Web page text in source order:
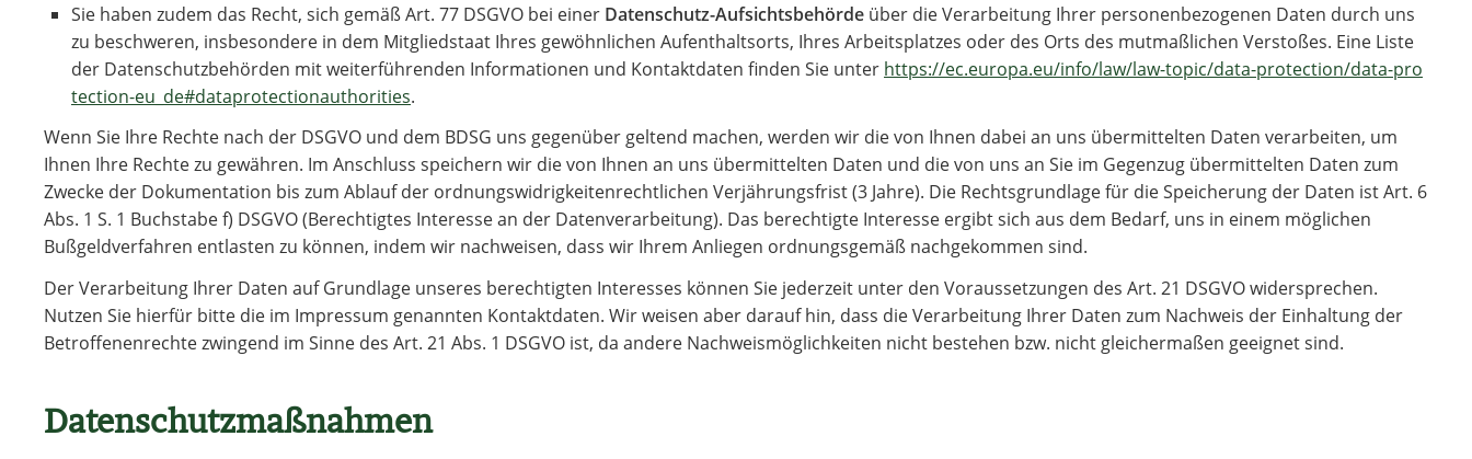
Sie haben zudem das Recht, sich gemäß Art. 77 DSGVO bei einer Datenschutz-Aufsichtsbehörde über die Verarbeitung Ihrer personenbezogenen Daten durch uns
zu beschweren, insbesondere in dem Mitgliedstaat Ihres gewöhnlichen Aufenthaltsorts, Ihres Arbeitsplatzes oder des Orts des mutmaßlichen Verstoßes. Eine Liste
der Datenschutzbehörden mit weiterführenden Informationen und Kontaktdaten finden Sie unter https://ec.europa.eu/info/law/law-topic/data-protection/data-pro
tection-eu_de#dataprotectionauthorities.
Wenn Sie Ihre Rechte nach der DSGVO und dem BDSG uns gegenüber geltend machen, werden wir die von Ihnen dabei an uns übermittelten Daten verarbeiten, um
Ihnen Ihre Rechte zu gewähren. Im Anschluss speichern wir die von Ihnen an uns übermittelten Daten und die von uns an Sie im Gegenzug übermittelten Daten zum
Zwecke der Dokumentation bis zum Ablauf der ordnungswidrigkeitenrechtlichen Verjährungsfrist (3 Jahre). Die Rechtsgrundlage für die Speicherung der Daten ist Art. 6
Abs. 1 S. 1 Buchstabe f) DSGVO (Berechtigtes Interesse an der Datenverarbeitung). Das berechtigte Interesse ergibt sich aus dem Bedarf, uns in einem möglichen
Bußgeldverfahren entlasten zu können, indem wir nachweisen, dass wir Ihrem Anliegen ordnungsgemäß nachgekommen sind.
Der Verarbeitung Ihrer Daten auf Grundlage unseres berechtigten Interesses können Sie jederzeit unter den Voraussetzungen des Art. 21 DSGVO widersprechen.
Nutzen Sie hierfür bitte die im Impressum genannten Kontaktdaten. Wir weisen aber darauf hin, dass die Verarbeitung Ihrer Daten zum Nachweis der Einhaltung der
Betroffenenrechte zwingend im Sinne des Art. 21 Abs. 1 DSGVO ist, da andere Nachweismöglichkeiten nicht bestehen bzw. nicht gleichermaßen geeignet sind.
Datenschutzmaßnahmen